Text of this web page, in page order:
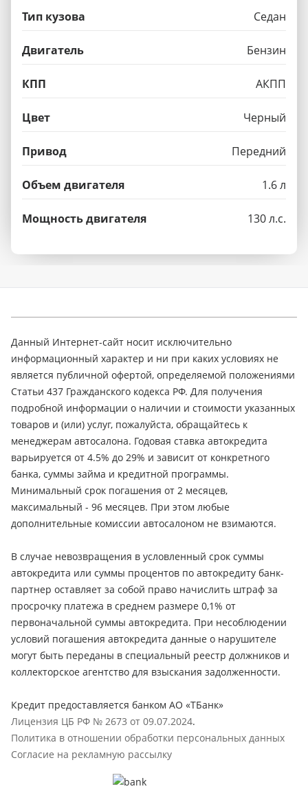
Тип кузова Седан
Двигатель Бензин
КПП АКПП
Цвет Черный
Привод Передний
Объем двигателя 1.6 л
Мощность двигателя 130 л.с.
Данный Интернет-сайт носит исключительно
информационный характер и ни при каких условиях не
является публичной офертой, определяемой положениями
Статьи 437 Гражданского кодекса РФ. Для получения
подробной информации о наличии и стоимости указанных
товаров и (или) услуг, пожалуйста, обращайтесь к
менеджерам автосалона. Годовая ставка автокредита
варьируется от 4.5% до 29% и зависит от конкретного
банка, суммы займа и кредитной программы.
Минимальный срок погашения от 2 месяцев,
максимальный - 96 месяцев. При этом любые
дополнительные комиссии автосалоном не взимаются.
В случае невозвращения в условленный срок суммы
автокредита или суммы процентов по автокредиту банк-
партнер оставляет за собой право начислить штраф за
просрочку платежа в среднем размере 0,1% от
первоначальной суммы автокредита. При несоблюдении
условий погашения автокредита данные о нарушителе
могут быть переданы в специальный реестр должников и
коллекторское агентство для взыскания задолженности.
Кредит предоставляется банком АО «ТБанк»
Лицензия ЦБ РФ № 2673 от 09.07.2024.
Политика в отношении обработки персональных данных
Согласие на рекламную рассылку